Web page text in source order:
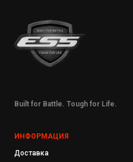
Built for Battle. Tough for Life.
ИНФОРМАЦИЯ
Доставка